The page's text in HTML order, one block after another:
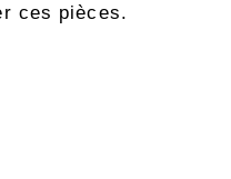
ces pièces.